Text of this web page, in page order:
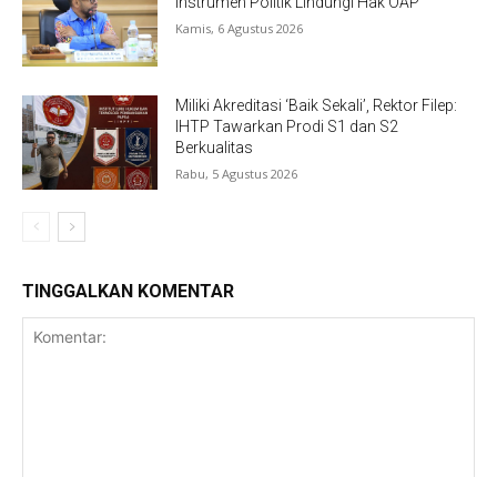
Kamis, 6 Agustus 2026
Miliki Akreditasi ‘Baik Sekali’, Rektor Filep:
IHTP Tawarkan Prodi S1 dan S2
Berkualitas
Rabu, 5 Agustus 2026
TINGGALKAN KOMENTAR